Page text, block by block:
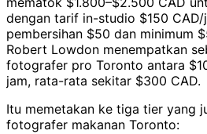
dengan tarif in-studio $150 CAD/
pembersihan $50 dan minimum
Robert Lowdon menempatkan
fotografer pro Toronto antara
jam, rata-rata sekitar $300 CAD.
Itu memetakan ke tiga tier yang
fotografer makanan Toronto: